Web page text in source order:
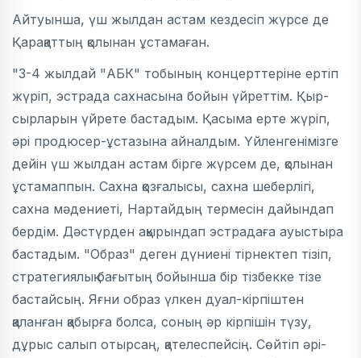
Айтуынша, үш жылдан астам кездесіп жүрсе де
Қарақаттың қолынан ұстамаған.
"3-4 жылдай "АБК" тобының концерттеріне ертіп
жүріп, эстрада сахнасына бойын үйреттім. Қыр-
сырларын үйрете бастадым. Қасыма ерте жүріп,
әрі продюсер-ұстазына айналдым. Үйленгенімізге
дейін үш жылдан астам бірге жүрсем де, қолынан
ұстамаппын. Сахна қозғалысы, сахна шеберлігі,
сахна мәдениеті, Нартайдың термесін дайындап
бердім. Дәстүрден ақырындап эстрадаға ауыстыра
бастадым. "Образ" деген дүниені тірнектеп тізіп,
стратегиялық бағытың бойынша бір тізбекке тізе
бастайсың. Яғни образ үлкен дуал-кірпіштен
қаланған қабырға болса, соның әр кірпішін түзу,
дұрыс салып отырсаң, қателеспейсің. Сөйтіп әрі-